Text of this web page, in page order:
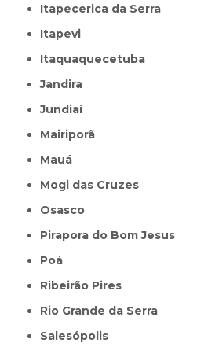
Itapecerica da Serra
Itapevi
Itaquaquecetuba
Jandira
Jundiaí
Mairiporã
Mauá
Mogi das Cruzes
Osasco
Pirapora do Bom Jesus
Poá
Ribeirão Pires
Rio Grande da Serra
Salesópolis